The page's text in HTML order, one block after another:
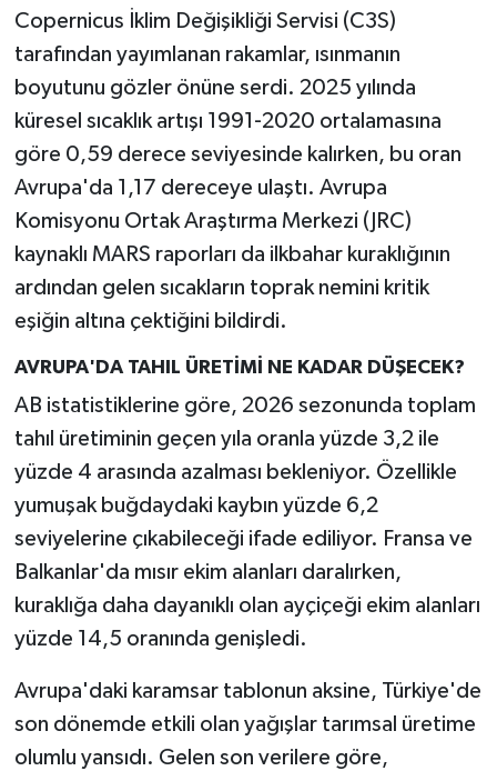
Copernicus İklim Değişikliği Servisi (C3S)
tarafından yayımlanan rakamlar, ısınmanın
boyutunu gözler önüne serdi. 2025 yılında
küresel sıcaklık artışı 1991-2020 ortalamasına
göre 0,59 derece seviyesinde kalırken, bu oran
Avrupa'da 1,17 dereceye ulaştı. Avrupa
Komisyonu Ortak Araştırma Merkezi (JRC)
kaynaklı MARS raporları da ilkbahar kuraklığının
ardından gelen sıcakların toprak nemini kritik
eşiğin altına çektiğini bildirdi.
AVRUPA'DA TAHIL ÜRETİMİ NE KADAR DÜŞECEK?
AB istatistiklerine göre, 2026 sezonunda toplam
tahıl üretiminin geçen yıla oranla yüzde 3,2 ile
yüzde 4 arasında azalması bekleniyor. Özellikle
yumuşak buğdaydaki kaybın yüzde 6,2
seviyelerine çıkabileceği ifade ediliyor. Fransa ve
Balkanlar'da mısır ekim alanları daralırken,
kuraklığa daha dayanıklı olan ayçiçeği ekim alanları
yüzde 14,5 oranında genişledi.
Avrupa'daki karamsar tablonun aksine, Türkiye'de
son dönemde etkili olan yağışlar tarımsal üretime
olumlu yansıdı. Gelen son verilere göre,